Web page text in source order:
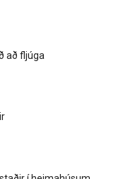
að fljúga